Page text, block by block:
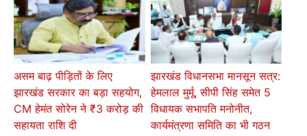
असम बाढ़ पीड़ितों के लिए
झारखंड सरकार का बड़ा सहयोग,
CM हेमंत सोरेन ने ₹3 करोड़ की
सहायता राशि दी
झारखंड विधानसभा मानसून सत्र:
हेमलाल मुर्मू, सीपी सिंह समेत 5
विधायक सभापति मनोनीत,
कार्यमंत्रणा समिति का भी गठन